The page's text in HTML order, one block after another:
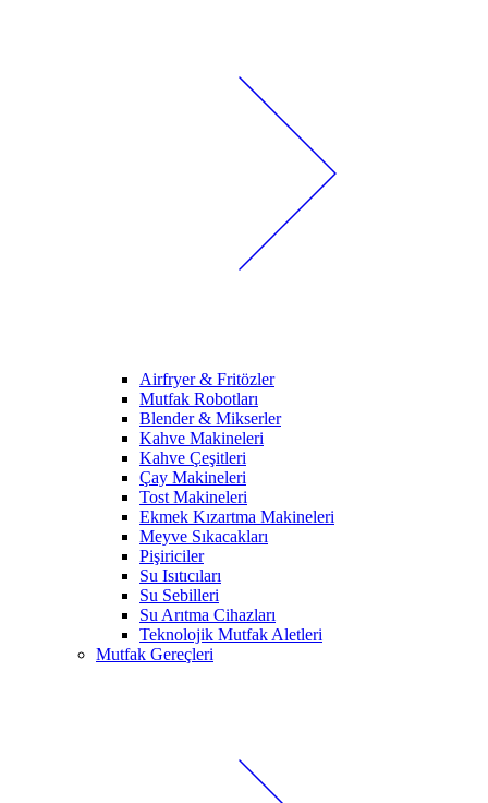
Airfryer & Fritözler
Mutfak Robotları
Blender & Mikserler
Kahve Makineleri
Kahve Çeşitleri
Çay Makineleri
Tost Makineleri
Ekmek Kızartma Makineleri
Meyve Sıkacakları
Pişiriciler
Su Isıtıcıları
Su Sebilleri
Su Arıtma Cihazları
Teknolojik Mutfak Aletleri
Mutfak Gereçleri